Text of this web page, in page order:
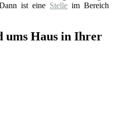
ist eine Stelle im Bereich
ums Haus in Ihrer